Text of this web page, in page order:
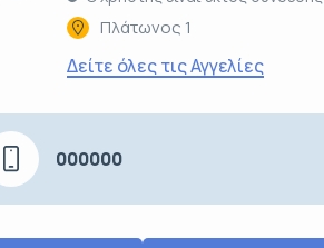
Πλάτωνος 1
Δείτε όλες τις Αγγελίες
000000